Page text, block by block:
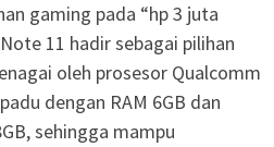
gaming pada “hp 3 juta
11 hadir sebagai pilihan
oleh prosesor Qualcomm
dengan RAM 6GB dan
sehingga mampu